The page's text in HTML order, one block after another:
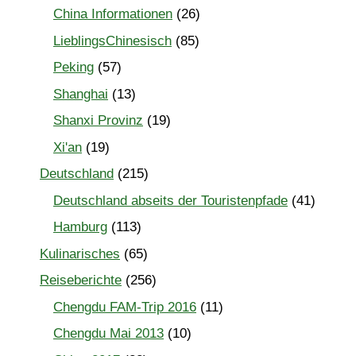
China Informationen (26)
LieblingsChinesisch (85)
Peking (57)
Shanghai (13)
Shanxi Provinz (19)
Xi'an (19)
Deutschland (215)
Deutschland abseits der Touristenpfade (41)
Hamburg (113)
Kulinarisches (65)
Reiseberichte (256)
Chengdu FAM-Trip 2016 (11)
Chengdu Mai 2013 (10)